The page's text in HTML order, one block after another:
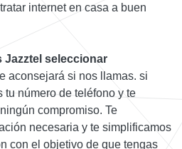
internet en casa a buen
Jazztel seleccionar
aconsejará si nos llamas. si
tu número de teléfono y te
compromiso. Te
necesaria y te simplificamos
con el objetivo de que tengas